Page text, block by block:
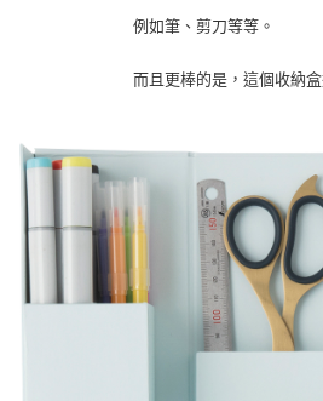
例如筆、剪刀等等。
而且更棒的是，這個收納